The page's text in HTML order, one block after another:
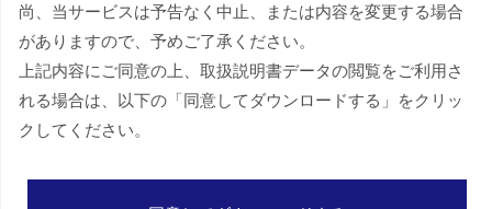
尚、当サービスは予告なく中止、または内容を変更する場合
がありますので、予めご了承ください。
上記内容にご同意の上、取扱説明書データの閲覧をご利用さ
れる場合は、以下の「同意してダウンロードする」をクリッ
クしてください。